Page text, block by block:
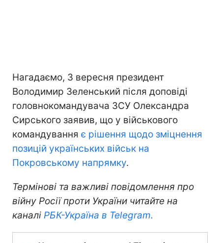
Нагадаємо, 3 вересня президент
Володимир Зеленський після доповіді
головнокомандувача ЗСУ Олександра
Сирського заявив, що у військового
командування є рішення щодо зміцнення
позицій українських військ на
Покровському напрямку.
Термінові та важливі повідомлення про
війну Росії проти України читайте на
каналі РБК-Україна в Telegram.